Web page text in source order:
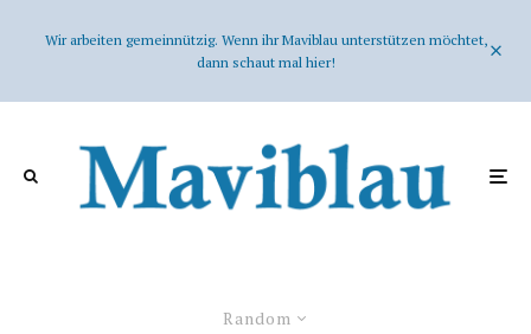
Wir arbeiten gemeinnützig. Wenn ihr Maviblau unterstützen möchtet,
dann schaut mal hier!
Random